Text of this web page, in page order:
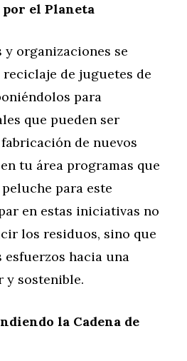
por el Planeta
y organizaciones se
de juguetes de
para
que pueden ser
de nuevos
tu área programas que
para este
en estas iniciativas no
los residuos, sino que
esfuerzos hacia una
y sostenible.
la Cadena de